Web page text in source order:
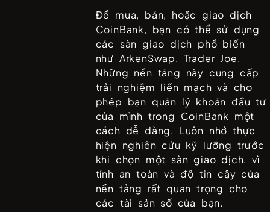
Để mua, bán, hoặc giao dịch
CoinBank, bạn có thể sử dụng
các sàn giao dịch phổ biến
như ArkenSwap, Trader Joe.
Những nền tảng này cung cấp
trải nghiệm liền mạch và cho
phép bạn quản lý khoản đầu tư
của mình trong CoinBank một
cách dễ dàng. Luôn nhớ thực
hiện nghiên cứu kỹ lưỡng trước
khi chọn một sàn giao dịch, vì
tính an toàn và độ tin cậy của
nền tảng rất quan trọng cho
các tài sản số của bạn.